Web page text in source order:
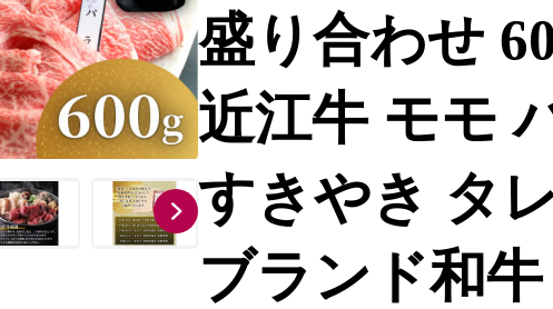
盛り合わせ
近江牛 モモ
すきやき タ
ブランド和